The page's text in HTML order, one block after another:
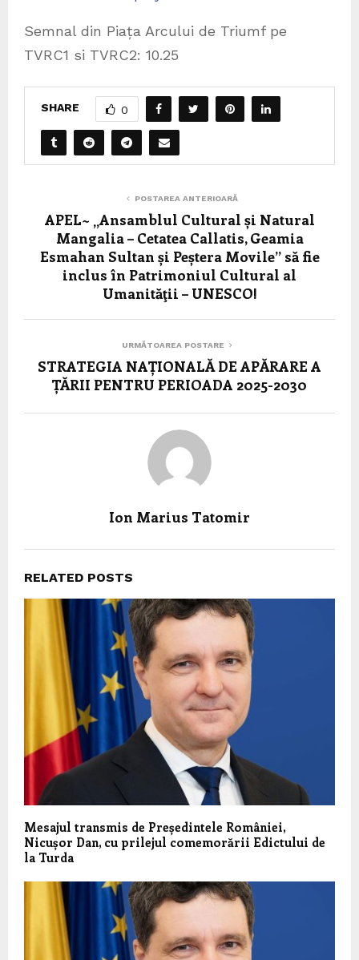
Semnal din Piața Arcului de Triumf pe
TVRC1 si TVRC2: 10.25
SHARE 0
POSTAREA ANTERIOARĂ
APEL~ „Ansamblul Cultural și Natural
Mangalia – Cetatea Callatis, Geamia
Esmahan Sultan și Peștera Movile” să fie
inclus în Patrimoniul Cultural al
Umanităţii – UNESCO!
URMĂTOAREA POSTARE
STRATEGIA NAȚIONALĂ DE APĂRARE A
ȚĂRII PENTRU PERIOADA 2025-2030
Ion Marius Tatomir
RELATED POSTS
Mesajul transmis de Președintele României,
Nicușor Dan, cu prilejul comemorării Edictului de
la Turda